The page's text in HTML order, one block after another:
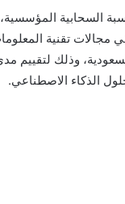
السحابية
صناع القرار في مجالات
وذلك لتقييم
الذكاء الاصطناعي.